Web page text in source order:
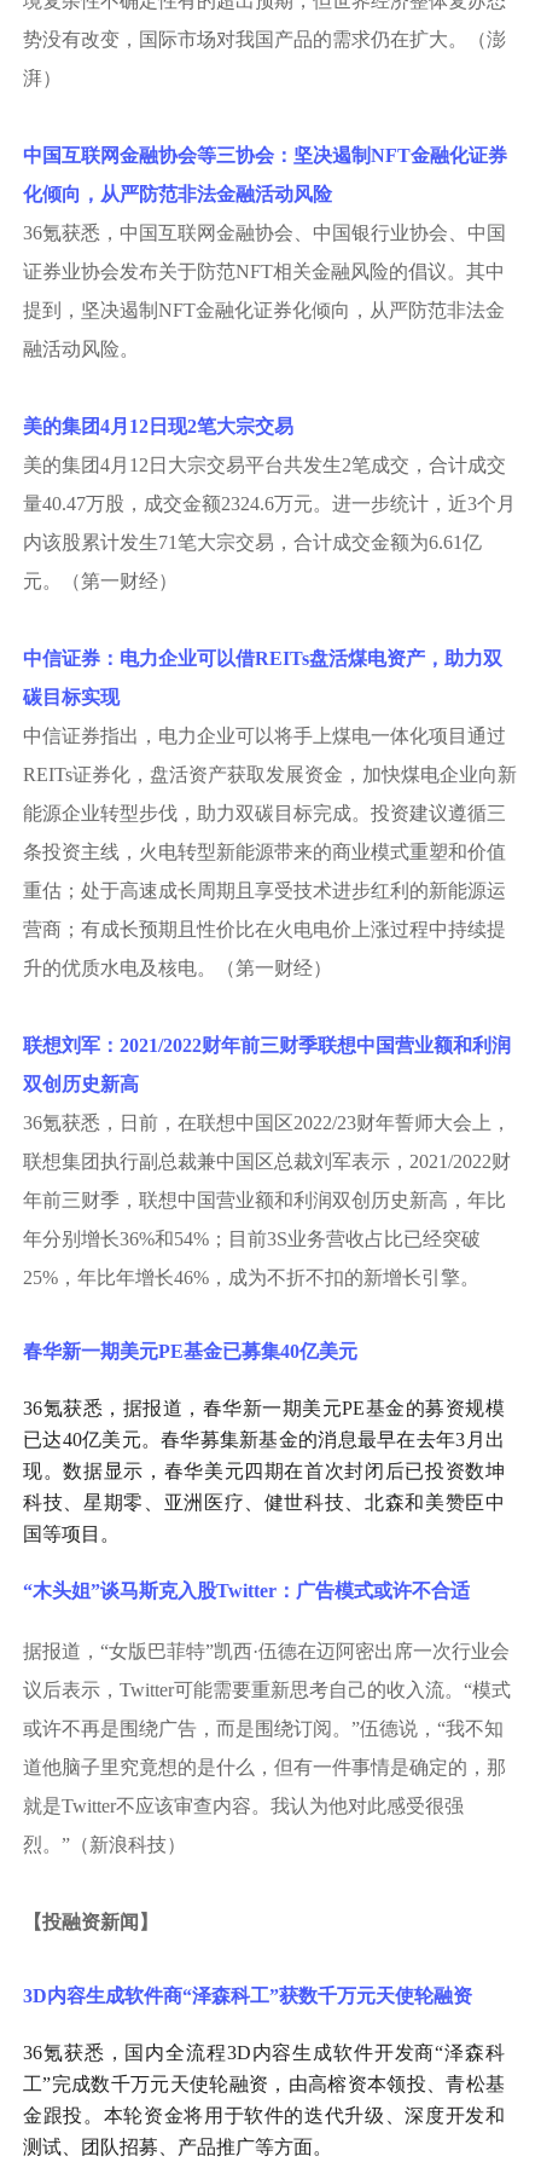
势没有改变，国际市场对我国产品的需求仍在扩大。（澎
湃）
中国互联网金融协会等三协会：坚决遏制NFT金融化证券
化倾向，从严防范非法金融活动风险
36氪获悉，中国互联网金融协会、中国银行业协会、中国
证券业协会发布关于防范NFT相关金融风险的倡议。其中
提到，坚决遏制NFT金融化证券化倾向，从严防范非法金
融活动风险。
美的集团4月12日现2笔大宗交易
美的集团4月12日大宗交易平台共发生2笔成交，合计成交
量40.47万股，成交金额2324.6万元。进一步统计，近3个月
内该股累计发生71笔大宗交易，合计成交金额为6.61亿
元。（第一财经）
中信证券：电力企业可以借REITs盘活煤电资产，助力双
碳目标实现
中信证券指出，电力企业可以将手上煤电一体化项目通过
REITs证券化，盘活资产获取发展资金，加快煤电企业向新
能源企业转型步伐，助力双碳目标完成。投资建议遵循三
条投资主线，火电转型新能源带来的商业模式重塑和价值
重估；处于高速成长周期且享受技术进步红利的新能源运
营商；有成长预期且性价比在火电电价上涨过程中持续提
升的优质水电及核电。（第一财经）
联想刘军：2021/2022财年前三财季联想中国营业额和利润
双创历史新高
36氪获悉，日前，在联想中国区2022/23财年誓师大会上，
联想集团执行副总裁兼中国区总裁刘军表示，2021/2022财
年前三财季，联想中国营业额和利润双创历史新高，年比
年分别增长36%和54%；目前3S业务营收占比已经突破
25%，年比年增长46%，成为不折不扣的新增长引擎。
春华新一期美元PE基金已募集40亿美元
36氪获悉，据报道，春华新一期美元PE基金的募资规模
已达40亿美元。春华募集新基金的消息最早在去年3月出
现。数据显示，春华美元四期在首次封闭后已投资数坤
科技、星期零、亚洲医疗、健世科技、北森和美赞臣中
国等项目。
“木头姐”谈马斯克入股Twitter：广告模式或许不合适
据报道，“女版巴菲特”凯西·伍德在迈阿密出席一次行业会
议后表示，Twitter可能需要重新思考自己的收入流。“模式
或许不再是围绕广告，而是围绕订阅。”伍德说，“我不知
道他脑子里究竟想的是什么，但有一件事情是确定的，那
就是Twitter不应该审查内容。我认为他对此感受很强
烈。”（新浪科技）
【投融资新闻 】
3D内容生成软件商“泽森科工”获数千万元天使轮融资
36氪获悉，国内全流程3D内容生成软件开发商“泽森科
工”完成数千万元天使轮融资，由高榕资本领投、青松基
金跟投。本轮资金将用于软件的迭代升级、深度开发和
测试、团队招募、产品推广等方面。